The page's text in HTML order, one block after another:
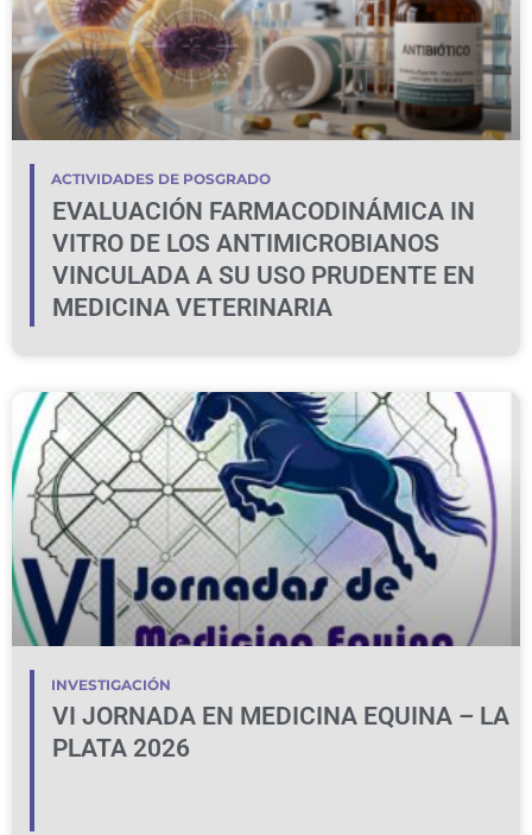
ACTIVIDADES DE POSGRADO
EVALUACIÓN FARMACODINÁMICA IN
VITRO DE LOS ANTIMICROBIANOS
VINCULADA A SU USO PRUDENTE EN
MEDICINA VETERINARIA
INVESTIGACIÓN
VI JORNADA EN MEDICINA EQUINA – LA
PLATA 2026